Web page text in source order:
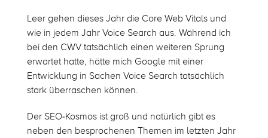
Leer gehen dieses Jahr die Core Web Vitals und
wie in jedem Jahr Voice Search aus. Während ich
bei den CWV tatsächlich einen weiteren Sprung
erwartet hatte, hätte mich Google mit einer
Entwicklung in Sachen Voice Search tatsächlich
stark überraschen können.
Der SEO-Kosmos ist groß und natürlich gibt es
neben den besprochenen Themen im letzten Jahr